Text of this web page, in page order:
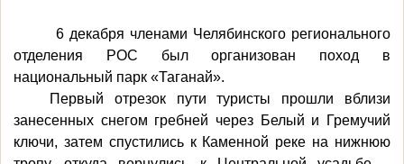
6 декабря членами Челябинского регионального
отделения РОС был организован поход в
национальный парк «Таганай».
Первый отрезок пути туристы прошли вблизи
занесенных снегом гребней через Белый и Гремучий
ключи, затем спустились к Каменной реке на нижнюю